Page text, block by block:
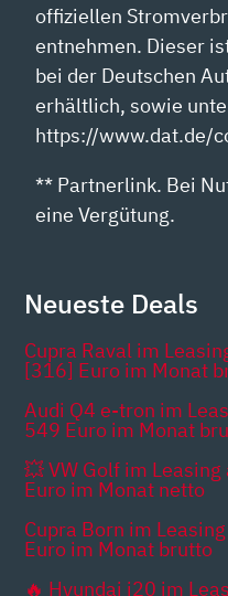
offiziellen
entnehmen. Dieser
bei der Deutschen
erhältlich, sowie
https://www.dat.de/
** Partnerlink. Bei
eine Vergütung.
Neueste Deals
Cupra Raval im
[316] Euro im Monat
Audi Q4 e-tron im
549 Euro im Monat
💥 VW Golf im
Euro im Monat netto
Cupra Born im
Euro im Monat brutto
🔥 Hyundai i20 im